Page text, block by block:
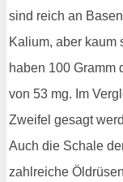
sind reich an
Kalium, aber kaum
haben 100 Gramm
von 53 mg. Im
Zweifel gesagt
Auch die Schale
zahlreiche